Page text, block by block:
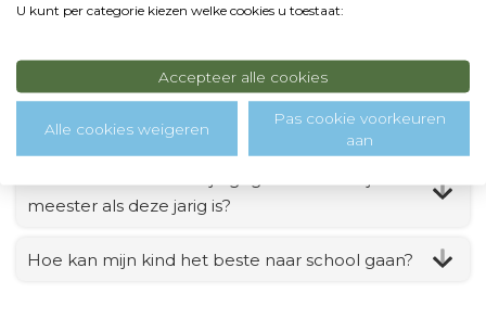
gezwommen?
Wat zijn de schooltijden?
Wanneer krijgt mijn kind een rapport?
meester als deze jarig is?
Hoe kan mijn kind het beste naar school gaan?
U kunt per categorie kiezen welke cookies u toestaat:
Accepteer alle cookies
Alle cookies weigeren
Pas cookie voorkeuren
aan